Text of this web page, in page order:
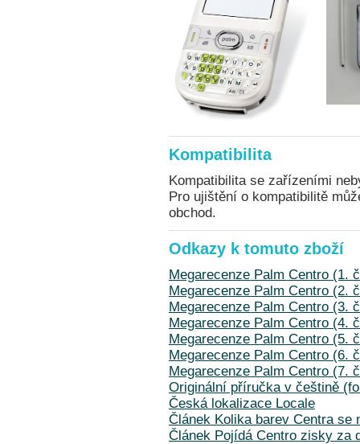
Kompatibilita
Kompatibilita se zařízeními
Pro ujištění o kompatibilitě
obchod.
Odkazy k tomuto zboží
Megarecenze Palm Centro (1.
Megarecenze Palm Centro (2.
Megarecenze Palm Centro (3.
Megarecenze Palm Centro (4.
Megarecenze Palm Centro (5.
Megarecenze Palm Centro (6.
Megarecenze Palm Centro (7.
Originální příručka v češtině
Česká lokalizace Locale
Článek Kolika barev Centra se
Článek Pojídá Centro zisky za